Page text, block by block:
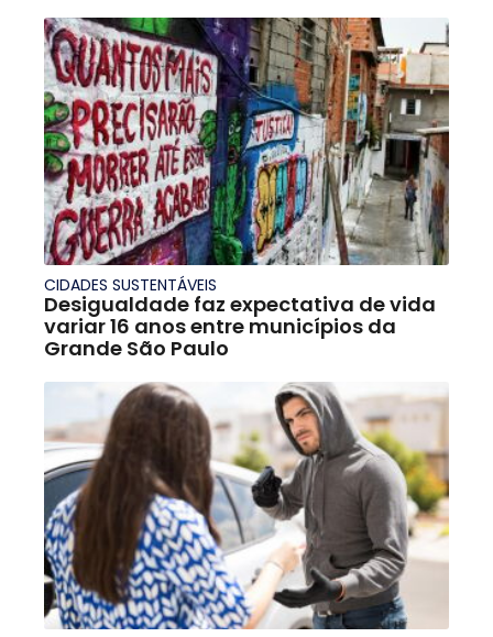
CIDADES SUSTENTÁVEIS
Desigualdade faz expectativa de vida
variar 16 anos entre municípios da
Grande São Paulo